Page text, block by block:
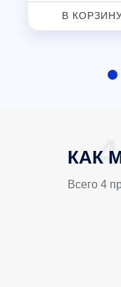
В
КАК
Всего 4